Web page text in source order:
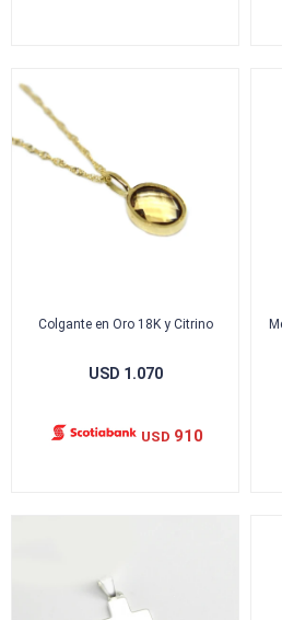
Colgante en Oro 18K y Citrino
USD 1.070
USD 910